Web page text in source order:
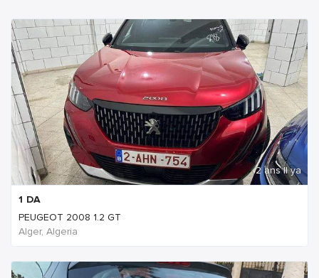
2 ans Il ya
1 DA
PEUGEOT 2008 1.2 GT
Alger, Algeria